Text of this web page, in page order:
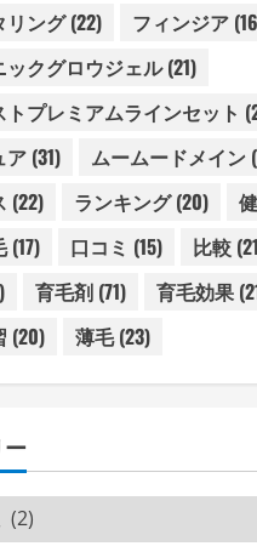
リング(22) フィンジア
ックグロウジェル(21)
プレミアムラインセット
ア (31) ムームードメイン
(22) ランキング(20)
(17) 口コミ (15) 比較
育毛剤 (71) 育毛効果
(20) 薄毛(23)